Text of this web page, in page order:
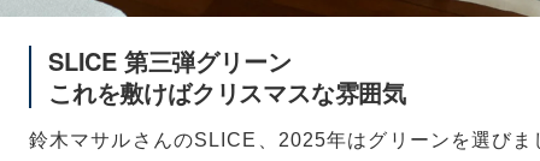
SLICE 第三弾グリーン
これを敷けばクリスマスな雰囲気
鈴木マサルさんのSLICE、2025年はグリーンを選び